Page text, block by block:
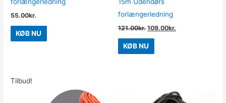
55.00kr.
KØB NU
forlængerledning
121.00kr. 109.00kr.
KØB NU
Tilbud!